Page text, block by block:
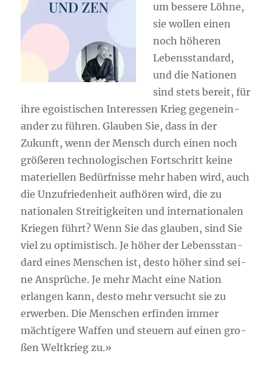
um bes­se­re Löh­ne,
sie wol­len einen
noch höhe­ren
Lebens­stan­dard,
und die Natio­nen
sind stets bereit, für
ihre ego­is­ti­schen Inter­es­sen Krieg gegen­ein­
an­der zu füh­ren. Glau­ben Sie, dass in der
Zukunft, wenn der Mensch durch einen noch
grö­ße­ren tech­no­lo­gi­schen Fort­schritt kei­ne
mate­ri­el­len Bedürf­nis­se mehr haben wird, auch
die Unzu­frie­den­heit auf­hö­ren wird, die zu
natio­na­len Strei­tig­kei­ten und inter­na­tio­na­len
Krie­gen führt? Wenn Sie das glau­ben, sind Sie
viel zu opti­mis­tisch. Je höher der Lebens­stan­
dard eines Men­schen ist, des­to höher sind sei­
ne Ansprü­che. Je mehr Macht eine Nati­on
erlan­gen kann, des­to mehr ver­sucht sie zu
erwer­ben. Die Men­schen erfin­den immer
mäch­ti­ge­re Waf­fen und steu­ern auf einen gro­
ßen Welt­krieg zu.»